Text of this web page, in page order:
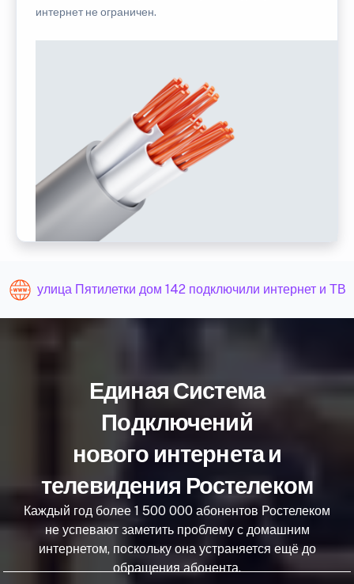
интернет не ограничен.
улица Пятилетки дом 142 подключили интернет и ТВ
Единая Система
Подключений
нового интернета и
телевидения Ростелеком
Каждый год более 1 500 000 абонентов Ростелеком
не успевают заметить проблему с домашним
интернетом, поскольку она устраняется ещё до
обращения абонента.